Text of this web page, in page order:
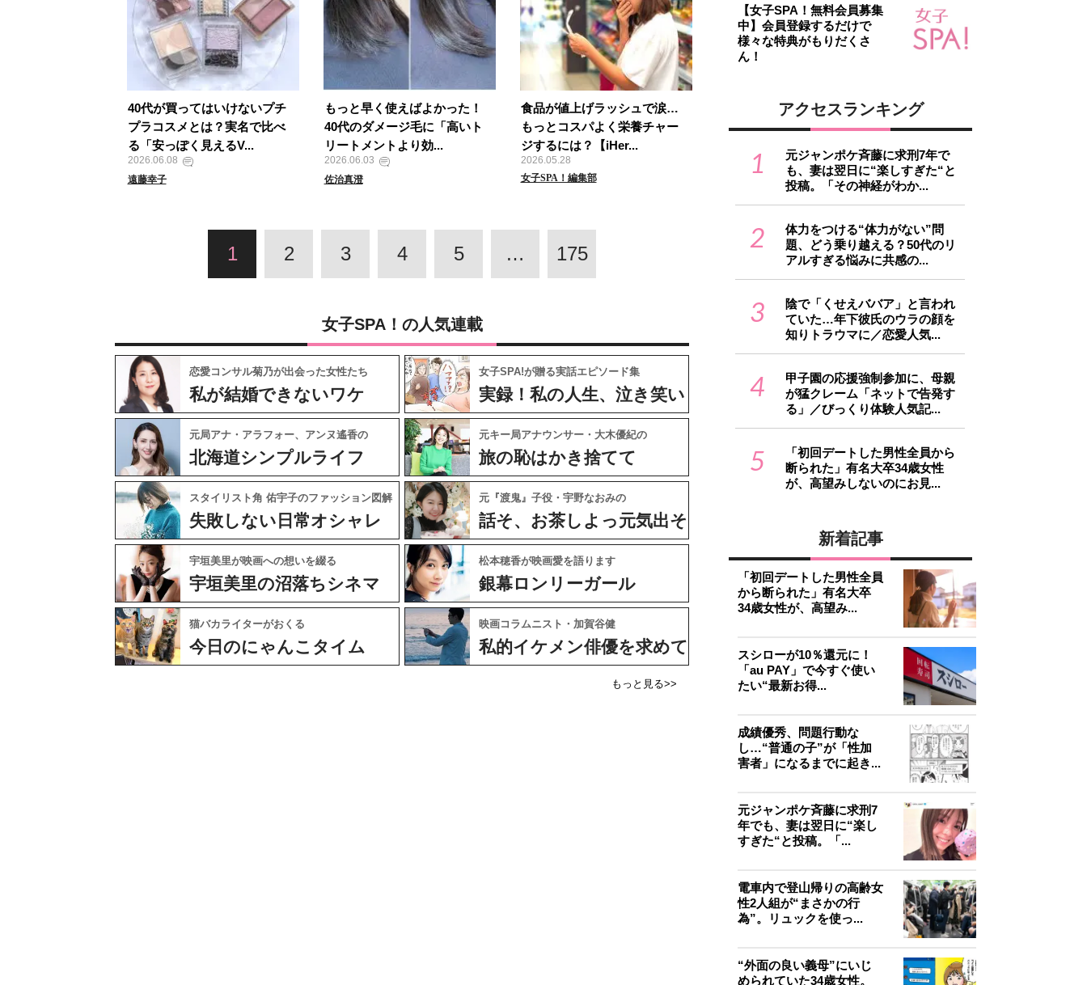
40代が買ってはいけないプチ
プラコスメとは？実名で比べ
る「安っぽく見えるV...
2026.06.08
遠藤幸子
もっと早く使えばよかった！
40代のダメージ毛に「高いト
リートメントより効...
2026.06.03
佐治真澄
食品が値上げラッシュで涙…
もっとコスパよく栄養チャー
ジするには？【iHer...
2026.05.28
女子SPA！編集部
1 2 3 4 5 … 175
女子SPA！の人気連載
恋愛コンサル菊乃が出会った女性たち
私が結婚できないワケ
女子SPA!が贈る実話エピソード集
実録！私の人生、泣き笑い
元局アナ・アラフォー、アンヌ遙香の
北海道シンプルライフ
元キー局アナウンサー・大木優紀の
旅の恥はかき捨てて
スタイリスト角 佑宇子のファッション図解
失敗しない日常オシャレ
元『渡鬼』子役・宇野なおみの
話そ、お茶しよっ元気出そ
宇垣美里が映画への想いを綴る
宇垣美里の沼落ちシネマ
松本穂香が映画愛を語ります
銀幕ロンリーガール
猫バカライターがおくる
今日のにゃんこタイム
映画コラムニスト・加賀谷健
私的イケメン俳優を求めて
もっと見る>>
【女子SPA！無料会員募集
中】会員登録するだけで
様々な特典がもりだくさ
ん！
アクセスランキング
1
元ジャンポケ斉藤に求刑7年で
も、妻は翌日に“楽しすぎた“と
投稿。「その神経がわか...
2
体力をつける“体力がない”問
題、どう乗り越える？50代のリ
アルすぎる悩みに共感の...
3
陰で「くせえババア」と言われ
ていた…年下彼氏のウラの顔を
知りトラウマに／恋愛人気...
4
甲子園の応援強制参加に、母親
が猛クレーム「ネットで告発す
る」／びっくり体験人気記...
5
「初回デートした男性全員から
断られた」有名大卒34歳女性
が、高望みしないのにお見...
新着記事
「初回デートした男性全員
から断られた」有名大卒
34歳女性が、高望み...
スシローが10％還元に！
「au PAY」で今すぐ使い
たい“最新お得...
成績優秀、問題行動な
し…“普通の子”が「性加
害者」になるまでに起き...
元ジャンポケ斉藤に求刑7
年でも、妻は翌日に“楽し
すぎた“と投稿。「...
電車内で登山帰りの高齢女
性2人組が“まさかの行
為”。リュックを使っ...
“外面の良い義母”にいじ
められていた34歳女性。